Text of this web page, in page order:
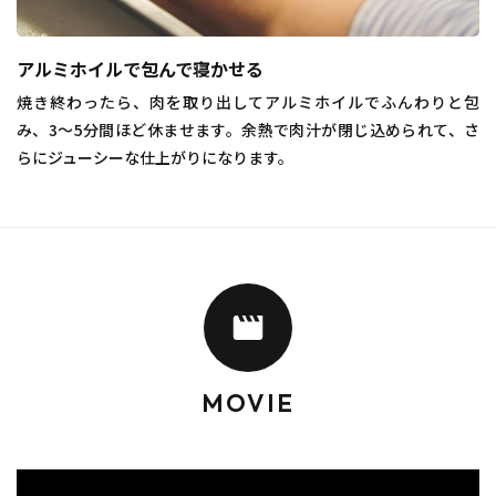
アルミホイルで包んで寝かせる
焼き終わったら、肉を取り出してアルミホイルでふんわりと包
み、3〜5分間ほど休ませます。余熱で肉汁が閉じ込められて、さ
らにジューシーな仕上がりになります。
MOVIE